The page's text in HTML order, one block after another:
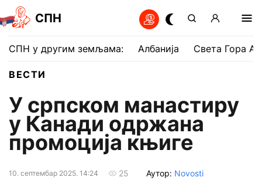
СПН
СПН у другим земљама: Албанија Света Гора
ВЕСТИ
У српском манастиру
у Канади одржана
промоција књиге
10. септембар 2025. 14:24 25 Аутор: Novosti